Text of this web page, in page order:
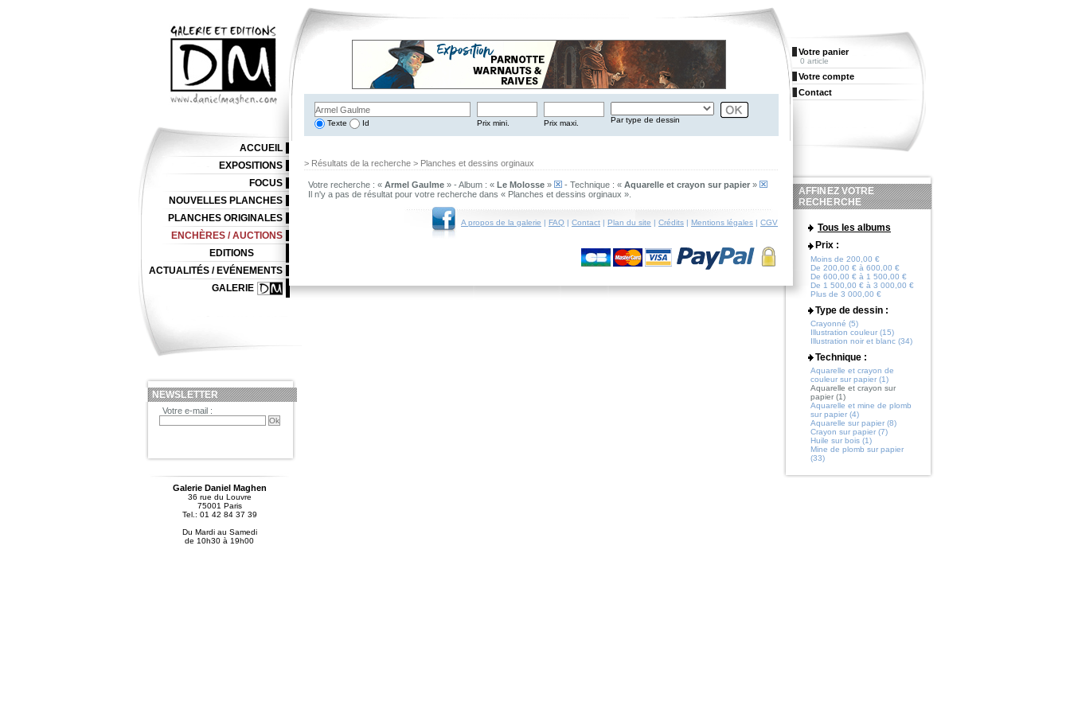
Texte Id Prix mini. Prix maxi. Par type de dessin
> Résultats de la recherche > Planches et dessins orginaux
Votre recherche : « Armel Gaulme » - Album : « Le Molosse » - Technique : « Aquarelle et crayon sur papier »
Il n'y a pas de résultat pour votre recherche dans « Planches et dessins orginaux ».
A propos de la galerie | FAQ | Contact | Plan du site | Crédits | Mentions légales | CGV
ACCUEIL
EXPOSITIONS
FOCUS
NOUVELLES PLANCHES
PLANCHES ORIGINALES
ENCHÈRES / AUCTIONS
EDITIONS
ACTUALITÉS / EVÉNEMENTS
GALERIE
NEWSLETTER
Votre e-mail :
Galerie Daniel Maghen
36 rue du Louvre
75001 Paris
Tel.: 01 42 84 37 39
Du Mardi au Samedi
de 10h30 à 19h00
Votre panier
0 article
Votre compte
Contact
AFFINEZ VOTRE
RECHERCHE
Tous les albums
Prix :
Moins de 200,00 €
De 200,00 € à 600,00 €
De 600,00 € à 1 500,00 €
De 1 500,00 € à 3 000,00 €
Plus de 3 000,00 €
Type de dessin :
Crayonné (5)
Illustration couleur (15)
Illustration noir et blanc (34)
Technique :
Aquarelle et crayon de
couleur sur papier (1)
Aquarelle et crayon sur
papier (1)
Aquarelle et mine de plomb
sur papier (4)
Aquarelle sur papier (8)
Crayon sur papier (7)
Huile sur bois (1)
Mine de plomb sur papier
(33)